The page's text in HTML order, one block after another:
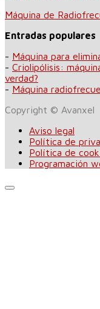
Máquina de
Entradas populares
- Máquina para
- Criolipólisis:
verdad?
- Máquina
Copyright © Avanxel
Aviso legal
Política de
Política de
Programación